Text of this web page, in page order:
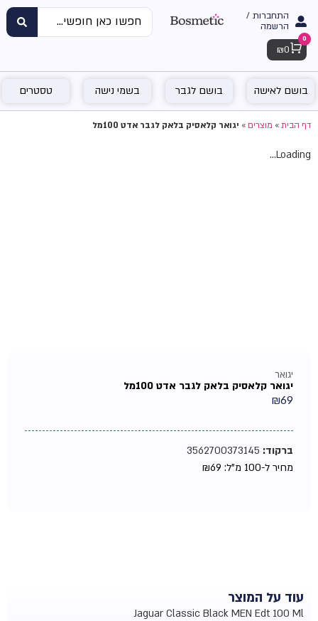
התחברות /
הרשמה
Cart
0
₪ 0
בושם לאישה בושם לגבר בשמי נישה טסטרים
דף הבית»מוצרים»יגואר קלאסיק בלאק לגבר אדט 100מל
Loading...
יגואר
יגואר קלאסיק בלאק לגבר אדט 100מל
₪69
ברקוד:3562700373145
מחיר ל-100 מ"ל:
₪69
עוד על המוצר
Jaguar Classic Black MEN Edt 100 Ml